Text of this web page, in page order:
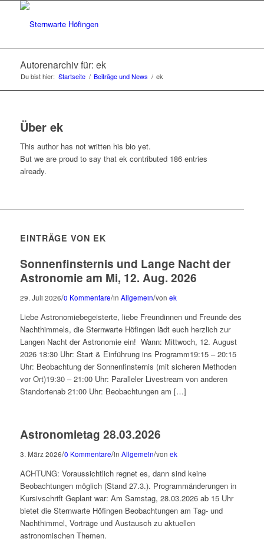
Autorenarchiv für: ek
Du bist hier: Startseite / Beiträge und News / ek
Über ek
This author has not written his bio yet.
But we are proud to say that ekcontributed 186 entries
already.
EINTRÄGE VON EK
Sonnenfinsternis und Lange Nacht der
Astronomie am Mi, 12. Aug. 2026
29. Juli 2026/0 Kommentare/in Allgemein/von ek
Liebe Astronomiebegeisterte, liebe Freundinnen und Freunde des
Nachthimmels, die Sternwarte Höfingen lädt euch herzlich zur
Langen Nacht der Astronomie ein! Wann: Mittwoch, 12. August
2026 18:30 Uhr: Start & Einführung ins Programm19:15 – 20:15
Uhr: Beobachtung der Sonnenfinsternis (mit sicheren Methoden
vor Ort)19:30 – 21:00 Uhr: Paralleler Livestream von anderen
Standortenab 21:00 Uhr: Beobachtungen am […]
Astronomietag 28.03.2026
3. März 2026/0 Kommentare/in Allgemein/von ek
ACHTUNG: Voraussichtlich regnet es, dann sind keine
Beobachtungen möglich (Stand 27.3.). Programmänderungen in
Kursivschrift Geplant war: Am Samstag, 28.03.2026 ab 15 Uhr
bietet die Sternwarte Höfingen Beobachtungen am Tag- und
Nachthimmel, Vorträge und Austausch zu aktuellen
astronomischen Themen.